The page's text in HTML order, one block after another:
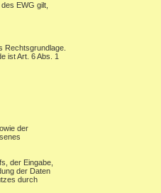
EWG gilt,
Rechtsgrundlage.
ist Art. 6 Abs. 1
der
der Eingabe,
der Daten
durch